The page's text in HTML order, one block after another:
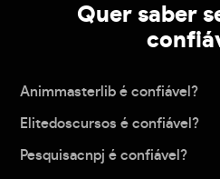
Quer saber
Animmasterlib é confiável?
Elitedoscursos é confiável?
Pesquisacnpj é confiável?